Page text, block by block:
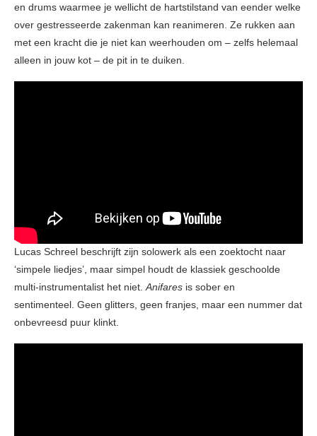
en drums waarmee je wellicht de hartstilstand van eender welke
over gestresseerde zakenman kan reanimeren. Ze rukken aan
met een kracht die je niet kan weerhouden om – zelfs helemaal
alleen in jouw kot – de pit in te duiken.
Lucas Schreel beschrijft zijn solowerk als een zoektocht naar
‘simpele liedjes’, maar simpel houdt de klassiek geschoolde
multi-instrumentalist het niet.Anifares is sober en
sentimenteel. Geen glitters, geen franjes, maar een nummer dat
onbevreesd puur klinkt.